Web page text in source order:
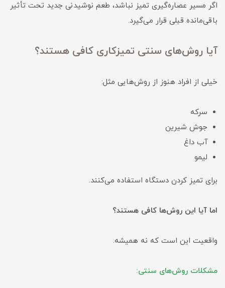
اگر مسیر عصاره‌گیری تمیز نباشد، طعم نوشیدنی جدید تحت تأثیر
باقی‌مانده قبلی قرار می‌گیرد.
آیا روش‌های سنتی تمیزکاری کافی هستند؟
خیلی از افراد هنوز از روش‌هایی مثل:
سرکه
جوش شیرین
آب داغ
لیمو
برای تمیز کردن دستگاه استفاده می‌کنند.
اما آیا این روش‌ها کافی هستند؟
واقعیت این است که نه همیشه.
مشکلات روش‌های سنتی: